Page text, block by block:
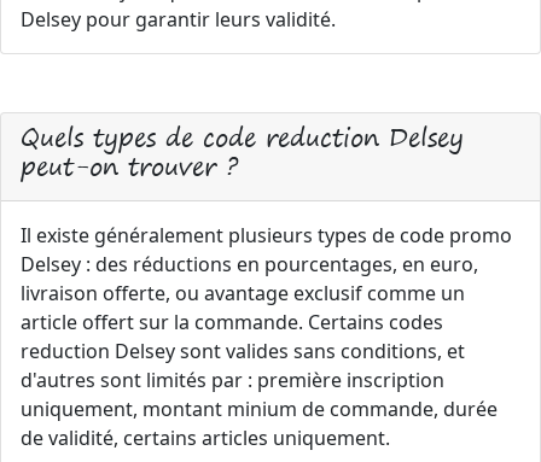
Delsey pour garantir leurs validité.
Quels types de code reduction Delsey
peut-on trouver ?
Il existe généralement plusieurs types de code promo
Delsey : des réductions en pourcentages, en euro,
livraison offerte, ou avantage exclusif comme un
article offert sur la commande. Certains codes
reduction Delsey sont valides sans conditions, et
d'autres sont limités par : première inscription
uniquement, montant minium de commande, durée
de validité, certains articles uniquement.